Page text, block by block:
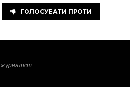
ГОЛОСУВАТИ ПРОТИ